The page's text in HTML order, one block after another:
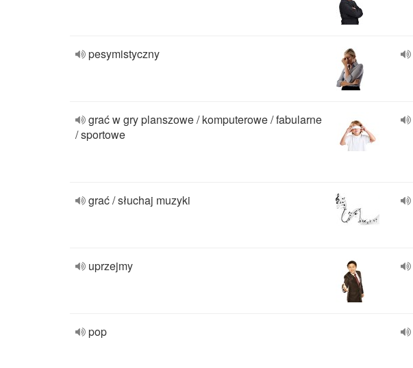
pesymistyczny
grać w gry planszowe / komputerowe / fabularne
/ sportowe
grać / słuchaj muzyki
uprzejmy
pop